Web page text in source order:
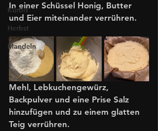
Kürbis
Herbst
Mandeln
In einer Schüssel Honig, Butter
und Eier miteinander verrühren.
Mehl, Lebkuchengewürz,
Backpulver und eine Prise Salz
hinzufügen und zu einem glatten
Teig verrühren.